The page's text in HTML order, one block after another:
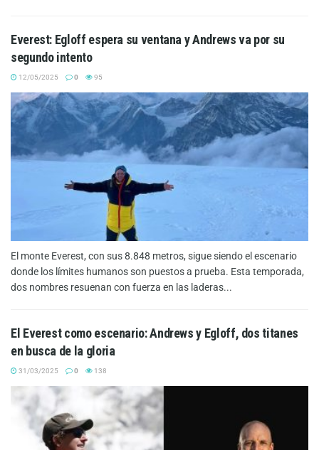
Everest: Egloff espera su ventana y Andrews va por su
segundo intento
12/05/2025 0 95
El monte Everest, con sus 8.848 metros, sigue siendo el escenario
donde los límites humanos son puestos a prueba. Esta temporada,
dos nombres resuenan con fuerza en las laderas...
El Everest como escenario: Andrews y Egloff, dos titanes
en busca de la gloria
31/03/2025 0 138